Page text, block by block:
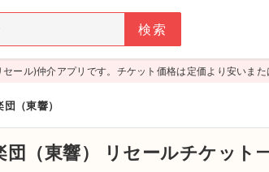
ール)仲介アプリです。チケット価格は定価より安いまた
（東響）
（東響） リセールチケット